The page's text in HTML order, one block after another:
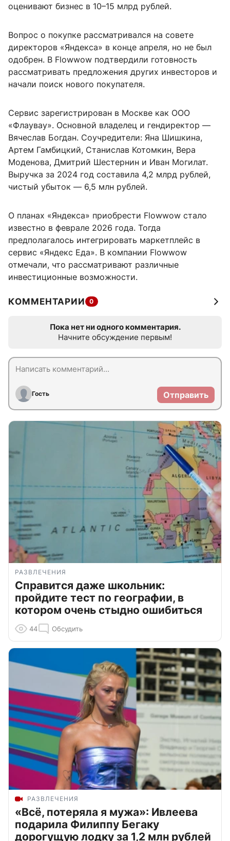
оценивают бизнес в 10–15 млрд рублей.
Вопрос о покупке рассматривался на совете
директоров «Яндекса» в конце апреля, но не был
одобрен. В Flowwow подтвердили готовность
рассматривать предложения других инвесторов и
начали поиск нового покупателя.
Сервис зарегистрирован в Москве как ООО
«Флаувау». Основной владелец и гендиректор —
Вячеслав Богдан. Соучредители: Яна Шишкина,
Артем Гамбицкий, Станислав Котомкин, Вера
Моденова, Дмитрий Шестернин и Иван Могилат.
Выручка за 2024 год составила 4,2 млрд рублей,
чистый убыток — 6,5 млн рублей.
О планах «Яндекса» приобрести Flowwow стало
известно в феврале 2026 года. Тогда
предполагалось интегрировать маркетплейс в
сервис «Яндекс Еда». В компании Flowwow
отмечали, что рассматривают различные
инвестиционные возможности.
КОММЕНТАРИИ 0
Пока нет ни одного комментария.
Начните обсуждение первым!
Гость Отправить
РАЗВЛЕЧЕНИЯ
Справится даже школьник:
пройдите тест по географии, в
котором очень стыдно ошибиться
44 Обсудить
РАЗВЛЕЧЕНИЯ
«Всё, потеряла я мужа»: Ивлеева
подарила Филиппу Бегаку
дорогущую лодку за 1,2 млн рублей